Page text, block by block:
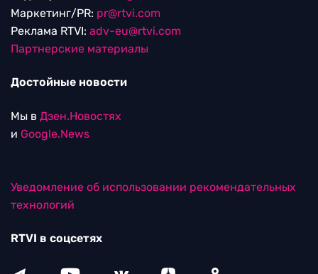
Маркетинг/PR: pr@rtvi.com
Реклама RTVI: adv-eu@rtvi.com
Партнерские материалы
Достойные новости
Мы в Дзен.Новостях
и Google.News
Уведомление об использовании рекомендательных
технологий
RTVI в соцсетях